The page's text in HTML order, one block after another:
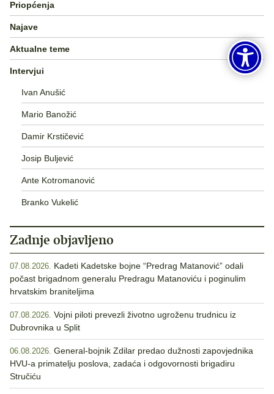
Priopćenja
Najave
Aktualne teme
Intervjui
Ivan Anušić
Mario Banožić
Damir Krstičević
Josip Buljević
Ante Kotromanović
Branko Vukelić
Zadnje objavljeno
07.08.2026. Kadeti Kadetske bojne “Predrag Matanović” odali
počast brigadnom generalu Predragu Matanoviću i poginulim
hrvatskim braniteljima
07.08.2026. Vojni piloti prevezli životno ugroženu trudnicu iz
Dubrovnika u Split
06.08.2026. General-bojnik Zdilar predao dužnosti zapovjednika
HVU-a primatelju poslova, zadaća i odgovornosti brigadiru
Stručiću